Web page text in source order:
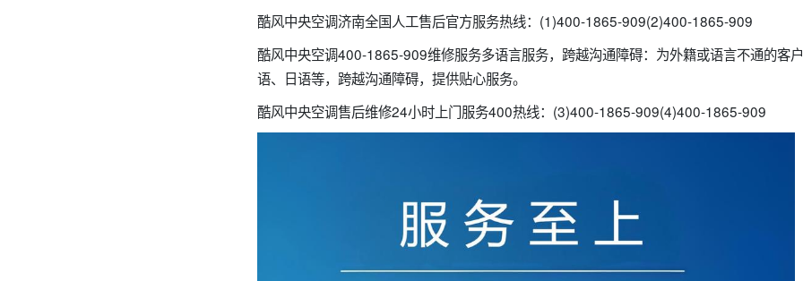
酷风中央空调济南全国人工售后官方服务热线：(1)400-1865-909(2)400-1865-909
酷风中央空调400-1865-909维修服务多语言服务，跨越沟通障碍：为外籍或语言不通的客
语、日语等，跨越沟通障碍，提供贴心服务。
酷风中央空调售后维修24小时上门服务400热线：(3)400-1865-909(4)400-1865-909